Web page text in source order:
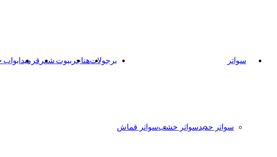
سواتر
سواتر حديدسواتر خشبسواتر قماش
برجولاتهناجر بيوت شعر قرميدابواب